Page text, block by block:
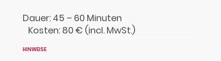
Dauer: 45 – 60 Minuten
Kosten: 80 € (incl. MwSt.)
HINWEISE